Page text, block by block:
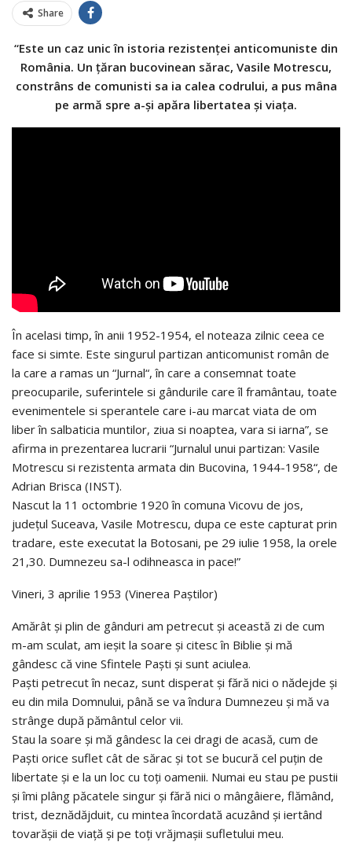
Share
“Este un caz unic în istoria rezistenței anticomuniste din
România. Un țăran bucovinean sărac, Vasile Motrescu,
constrâns de comunisti sa ia calea codrului, a pus mâna
pe armă spre a-și apăra libertatea și viața.
În acelasi timp, în anii 1952-1954, el noteaza zilnic ceea ce
face si simte. Este singurul partizan anticomunist român de
la care a ramas un “Jurnal“, în care a consemnat toate
preocuparile, suferintele si gândurile care îl framântau, toate
evenimentele si sperantele care i-au marcat viata de om
liber în salbaticia muntilor, ziua si noaptea, vara si iarna”, se
afirma in prezentarea lucrarii “Jurnalul unui partizan: Vasile
Motrescu si rezistenta armata din Bucovina, 1944-1958“, de
Adrian Brisca (INST).
Nascut la 11 octombrie 1920 în comuna Vicovu de jos,
județul Suceava, Vasile Motrescu, dupa ce este capturat prin
tradare, este executat la Botosani, pe 29 iulie 1958, la orele
21,30. Dumnezeu sa-l odihneasca in pace!”
Vineri, 3 aprilie 1953 (Vinerea Paștilor)
Amărât și plin de gânduri am petrecut și această zi de cum
m-am sculat, am ieșit la soare și citesc în Biblie și mă
gândesc că vine Sfintele Paști și sunt aciulea.
Paști petrecut în necaz, sunt disperat și fără nici o nădejde și
eu din mila Domnului, până se va îndura Dumnezeu și mă va
strânge după pământul celor vii.
Stau la soare și mă gândesc la cei dragi de acasă, cum de
Paști orice suflet cât de sărac și tot se bucură cel puțin de
libertate și e la un loc cu toți oamenii. Numai eu stau pe pustii
și îmi plâng păcatele singur și fără nici o mângâiere, flămând,
trist, deznădăjduit, cu mintea încordată acuzând și iertând
tovarășii de viață și pe toți vrăjmașii sufletului meu.